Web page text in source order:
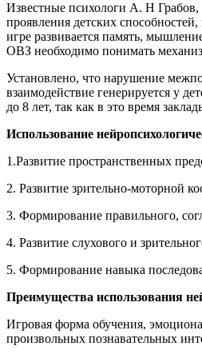
Известные психологи А. Н
проявления детских
игре развивается память,
ОВЗ необходимо понимать
Установлено, что нарушение
взаимодействие генерируется у
до 8 лет, так как в это время
Использование
1.Развитие пространственных
2. Развитие зрительно-моторной
3. Формирование правильного,
4. Развитие слухового и
5. Формирование навыка
Преимущества использования
Игровая форма обучения,
произвольных познавательных